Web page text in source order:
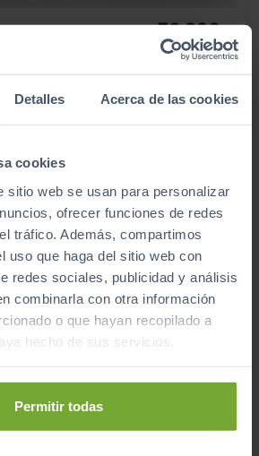
Detalles Acerca de las cookies
cookies
sitio web se usan para personalizar
ofrecer funciones de redes
tráfico. Además, compartimos
uso que haga del sitio web con
redes sociales, publicidad y análisis
combinarla con otra información
o que hayan recopilado a
hecho de sus servicios.
Permitir todas
76.990 €
916 €/mes